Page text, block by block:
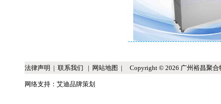
法律声明 | 联系我们 | 网站地图 | Copyright © 2026 广州裕昌聚合
网络支持： 艾迪品牌策划